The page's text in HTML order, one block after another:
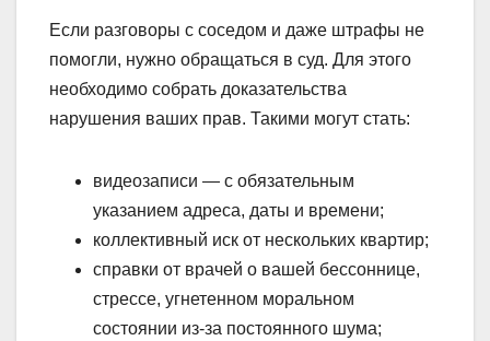
Если разговоры с соседом и даже штрафы не
помогли, нужно обращаться в суд. Для этого
необходимо собрать доказательства
нарушения ваших прав. Такими могут стать:
видеозаписи — с обязательным
указанием адреса, даты и времени;
коллективный иск от нескольких квартир;
справки от врачей о вашей бессоннице,
стрессе, угнетенном моральном
состоянии из-за постоянного шума;